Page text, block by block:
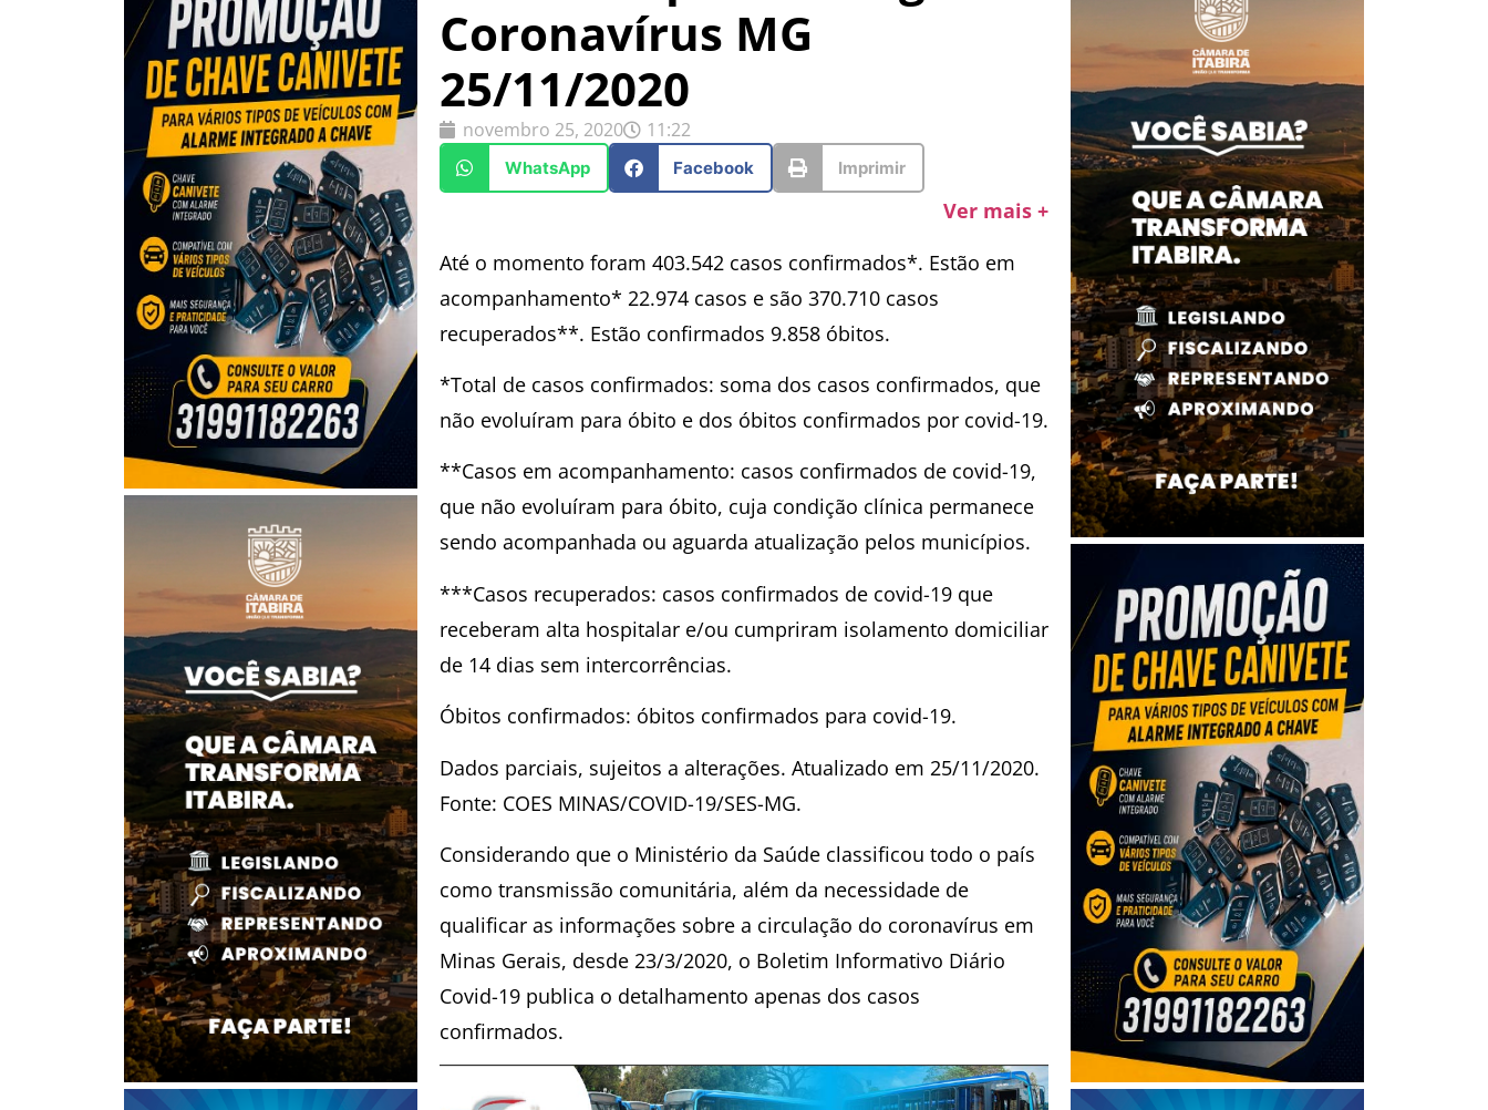
Coronavírus MG
25/11/2020
novembro 25, 2020 11:22
WhatsApp Facebook Imprimir
Ver mais +
Até o momento foram 403.542 casos confirmados*. Estão em
acompanhamento* 22.974 casos e são 370.710 casos
recuperados**. Estão confirmados 9.858 óbitos.
*Total de casos confirmados: soma dos casos confirmados, que
não evoluíram para óbito e dos óbitos confirmados por covid-19.
**Casos em acompanhamento: casos confirmados de covid-19,
que não evoluíram para óbito, cuja condição clínica permanece
sendo acompanhada ou aguarda atualização pelos municípios.
***Casos recuperados: casos confirmados de covid-19 que
receberam alta hospitalar e/ou cumpriram isolamento domiciliar
de 14 dias sem intercorrências.
Óbitos confirmados: óbitos confirmados para covid-19.
Dados parciais, sujeitos a alterações. Atualizado em 25/11/2020.
Fonte: COES MINAS/COVID-19/SES-MG.
Considerando que o Ministério da Saúde classificou todo o país
como transmissão comunitária, além da necessidade de
qualificar as informações sobre a circulação do coronavírus em
Minas Gerais, desde 23/3/2020, o Boletim Informativo Diário
Covid-19 publica o detalhamento apenas dos casos
confirmados.